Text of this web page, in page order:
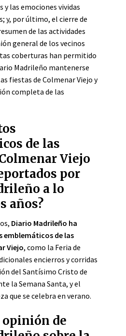
las emociones vividas
y, por último, el cierre de
de las actividades
general de los vecinos
coberturas han permitido
Madrileño mantenerse
fiestas de Colmenar Viejo y
completa de las
de las
Viejo
por
a lo
años?
Diario Madrileño ha
de las
Viejo, como la Feria de
encierros y corridas
del Santísimo Cristo de
la Semana Santa, y el
que se celebra en verano.
opinión de